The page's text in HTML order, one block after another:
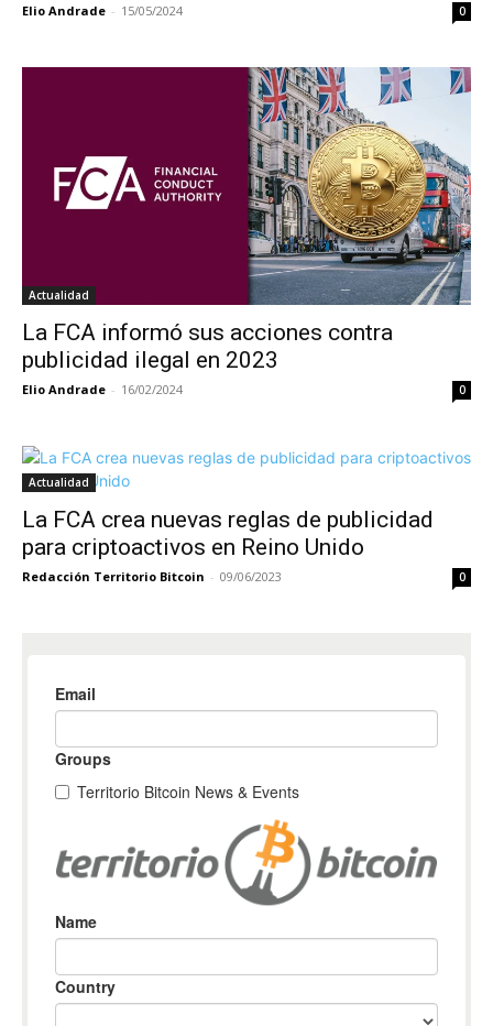
Elio Andrade - 15/05/2024 0
Actualidad
La FCA informó sus acciones contra
publicidad ilegal en 2023
Elio Andrade - 16/02/2024 0
Actualidad
La FCA crea nuevas reglas de publicidad
para criptoactivos en Reino Unido
Redacción Territorio Bitcoin - 09/06/2023 0